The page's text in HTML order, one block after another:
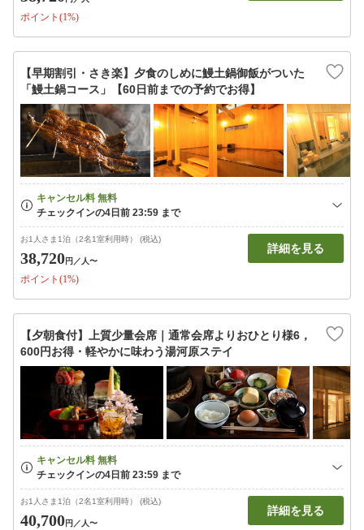
ポイント(1%)
【早期割引・さき楽】夕食のしめに鰻土鍋御飯がついた
「鰻土鍋コース」【60日前までの予約でお得】
お1人さま1泊（2名1室利用時） (税込)
38,720円 ／人〜
ポイント(1%)
詳細を見る
【夕朝食付】上質少量会席｜通常会席よりおひとり様6，
600円お得・軽やかに味わう湯河原ステイ
お1人さま1泊（2名1室利用時） (税込)
40,700円 ／人〜
詳細を見る